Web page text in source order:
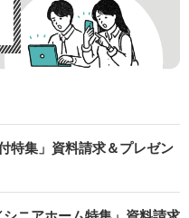
特集」資料請求＆プレゼン